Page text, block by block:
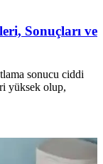
Sonuçları ve
sonucu ciddi
yüksek olup,